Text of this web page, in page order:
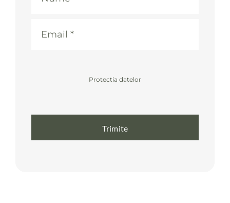
Protectia datelor
Trimite